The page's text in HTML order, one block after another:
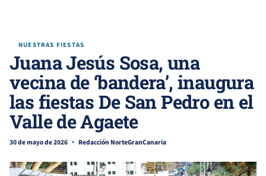
NUESTRAS FIESTAS
Juana Jesús Sosa, una
vecina de ‘bandera’, inaugura
las fiestas De San Pedro en el
Valle de Agaete
30 de mayo de 2026 Redacción NorteGranCanaria